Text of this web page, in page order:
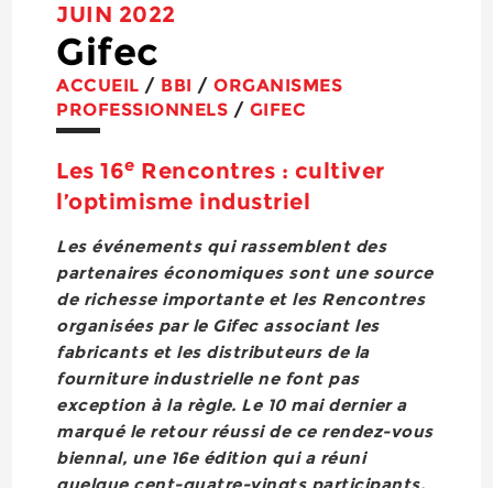
JUIN 2022
Gifec
ACCUEIL / BBI /ORGANISMES
PROFESSIONNELS / GIFEC
Les 16e Rencontres : cultiver
l’optimisme industriel
Les événements qui rassemblent des
partenaires économiques sont une source
de richesse importante et les Rencontres
organisées par le Gifec associant les
fabricants et les distributeurs de la
fourniture industrielle ne font pas
exception à la règle. Le 10 mai dernier a
marqué le retour réussi de ce rendez-vous
biennal, une 16e édition qui a réuni